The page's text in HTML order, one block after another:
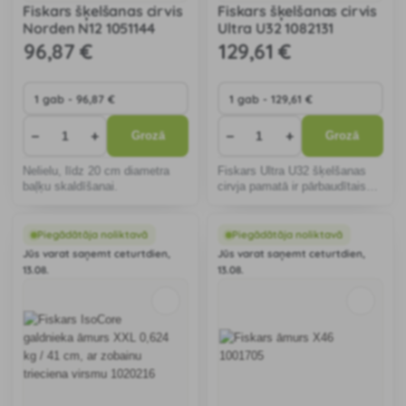
Fiskars šķelšanas cirvis
Norden N12 1051144
96,87 €
− + Grozā
Nelielu, līdz 20 cm diametra
baļķu skaldīšanai.
Fiskars šķelšanas cirvis
Ultra U32 1082131
129,61 €
− + Grozā
Fiskars Ultra U32 šķelšanas
cirvja pamatā ir pārbaudītais
Piegādātāja noliktavā
Jūs varat saņemt ceturtdien,
13.08.
Piegādātāja noliktavā
Jūs varat saņemt ceturtdien,
13.08.